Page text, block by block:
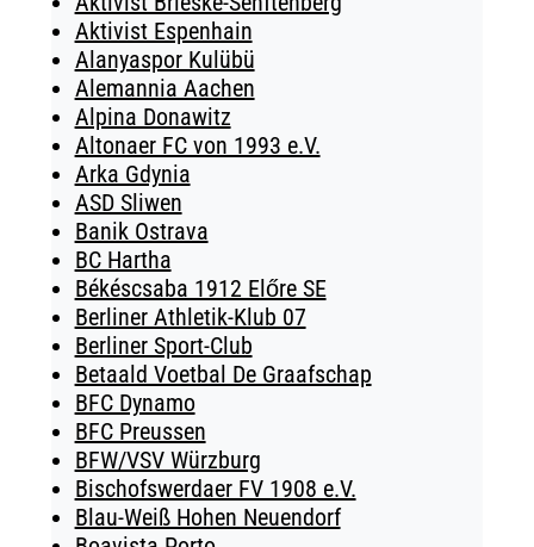
Aktivist Espenhain
Alanyaspor Kulübü
Alemannia Aachen
Alpina Donawitz
Altonaer FC von 1993 e.V.
Arka Gdynia
ASD Sliwen
Banik Ostrava
BC Hartha
Békéscsaba 1912 Előre SE
Berliner Athletik-Klub 07
Berliner Sport-Club
Betaald Voetbal De Graafschap
BFC Dynamo
BFC Preussen
BFW/VSV Würzburg
Bischofswerdaer FV 1908 e.V.
Blau-Weiß Hohen Neuendorf